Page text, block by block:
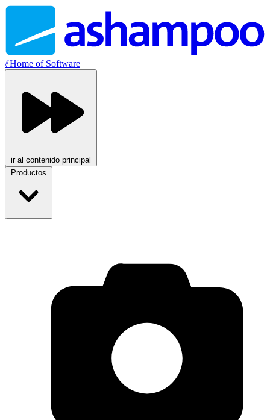
//Home of Software
ir al contenido principal
Productos